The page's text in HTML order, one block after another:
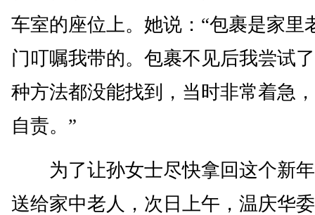
车室的座位上。她说：“包裹是家里
门叮嘱我带的。包裹不见后我尝试
种方法都没能找到，当时非常着急
自责。”
为了让孙女士尽快拿回这个新
送给家中老人，次日上午，温庆华